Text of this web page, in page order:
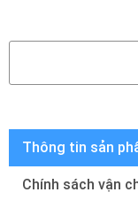
Thông tin sản
Chính sách vận